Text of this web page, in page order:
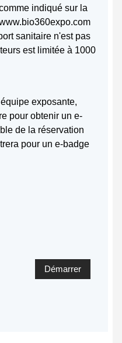
indiqué sur la
sanitaire n'est pas
est limitée à 1000
exposante,
pour obtenir un e-
de la réservation
pour un e-badge